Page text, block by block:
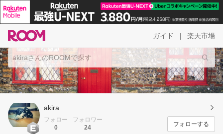
ガイド 楽天市場
akira
フォロー
0
フォロワー
24
フォローする